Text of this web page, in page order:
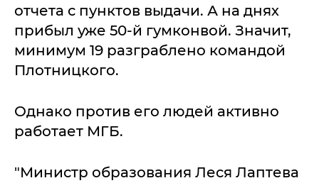
отчета с пунктов выдачи. А на днях
прибыл уже 50-й гумконвой. Значит,
минимум 19 разграблено командой
Плотницкого.
Однако против его людей активно
работает МГБ.
"Министр образования Леся Лаптева